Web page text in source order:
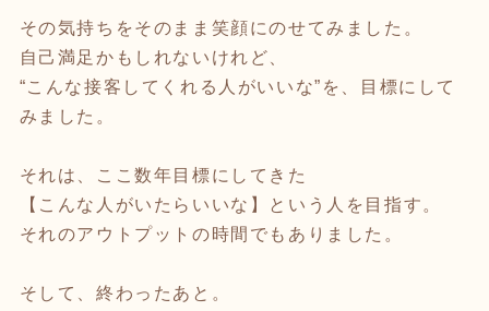
その気持ちをそのまま笑顔にのせてみました。
自己満足かもしれないけれど、
“こんな接客してくれる人がいいな”を、目標にして
みました。
それは、ここ数年目標にしてきた
【こんな人がいたらいいな】という人を目指す。
それのアウトプットの時間でもありました。
そして、終わったあと。